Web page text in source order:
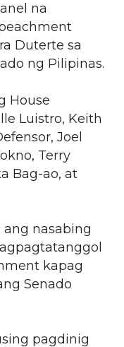
na
Duterte sa
ng Pilipinas.
House
Luistro, Keith
Joel
Terry
Bag-ao, at
ang nasabing
kapag
Senado
pagdinig